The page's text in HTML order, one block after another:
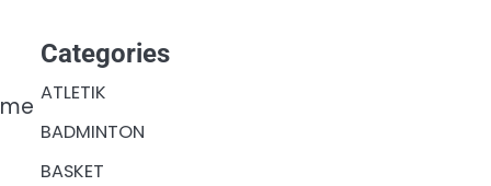
Categories
ATLETIK
BADMINTON
BASKET